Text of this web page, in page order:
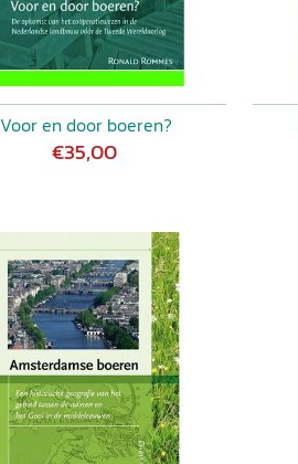
Voor en door boeren?
€35,00